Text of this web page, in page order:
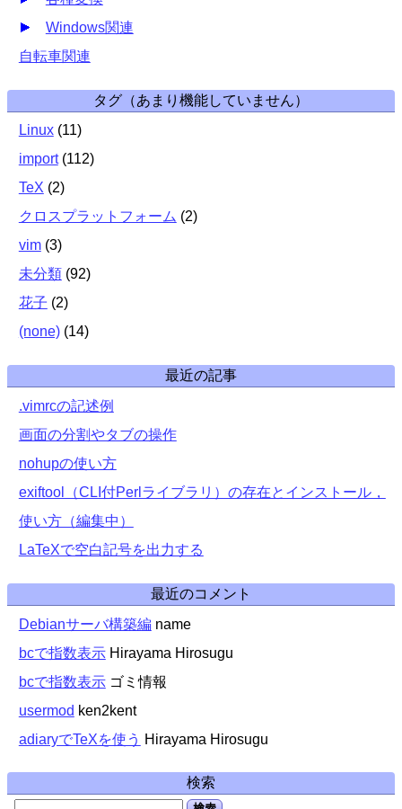
Windows関連
自転車関連
タグ（あまり機能していません）
Linux (11)
import (112)
TeX (2)
クロスプラットフォーム (2)
vim (3)
未分類 (92)
花子 (2)
(none) (14)
最近の記事
.vimrcの記述例
画面の分割やタブの操作
nohupの使い方
exiftool（CLI付Perlライブラリ）の存在とインストール，
使い方（編集中）
LaTeXで空白記号を出力する
最近のコメント
Debianサーバ構築編 name
bcで指数表示 Hirayama Hirosugu
bcで指数表示 ゴミ情報
usermod ken2kent
adiaryでTeXを使う Hirayama Hirosugu
検索